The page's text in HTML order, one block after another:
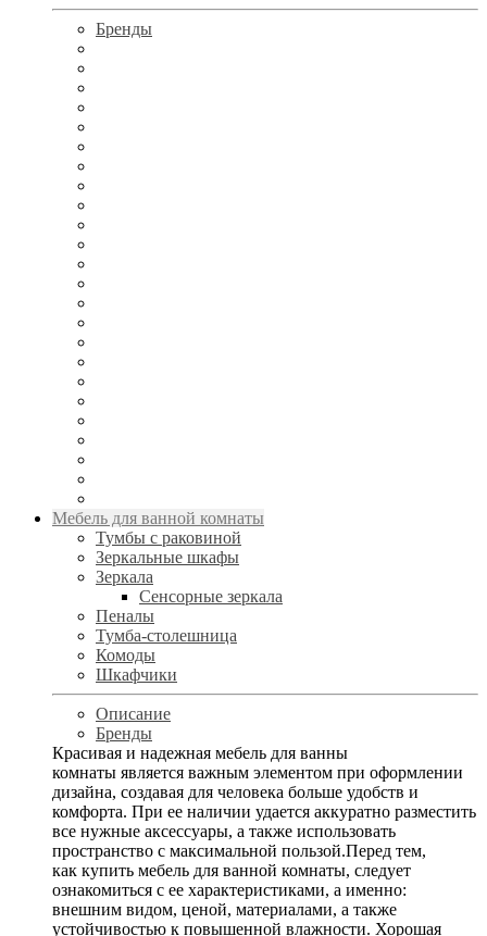
Бренды
Мебель для ванной комнаты
Тумбы с раковиной
Зеркальные шкафы
Зеркала
Сенсорные зеркала
Пеналы
Тумба-столешница
Комоды
Шкафчики
Описание
Бренды
Красивая и надежная мебель для ванны
комнаты является важным элементом при оформлении
дизайна, создавая для человека больше удобств и
комфорта. При ее наличии удается аккуратно разместить
все нужные аксессуары, а также использовать
пространство с максимальной пользой.Перед тем,
как купить мебель для ванной комнаты, следует
ознакомиться с ее характеристиками, а именно:
внешним видом, ценой, материалами, а также
устойчивостью к повышенной влажности. Хорошая